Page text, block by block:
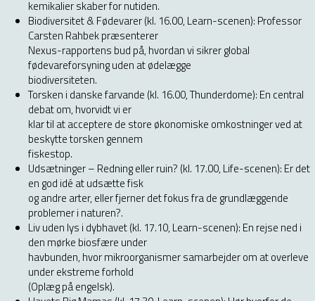
kemikalier skaber for nutiden.
Biodiversitet & Fødevarer (kl. 16.00, Learn-scenen): Professor
Carsten Rahbek præsenterer
Nexus-rapportens bud på, hvordan vi sikrer global
fødevareforsyning uden at ødelægge
biodiversiteten.
Torsken i danske farvande (kl. 16.00, Thunderdome): En central
debat om, hvorvidt vi er
klar til at acceptere de store økonomiske omkostninger ved at
beskytte torsken gennem
fiskestop.
Udsætninger – Redning eller ruin? (kl. 17.00, Life-scenen): Er det
en god idé at udsætte fisk
og andre arter, eller fjerner det fokus fra de grundlæggende
problemer i naturen?.
Liv uden lys i dybhavet (kl. 17.10, Learn-scenen): En rejse ned i
den mørke biosfære under
havbunden, hvor mikroorganismer samarbejder om at overleve
under ekstreme forhold
(Oplæg på engelsk).